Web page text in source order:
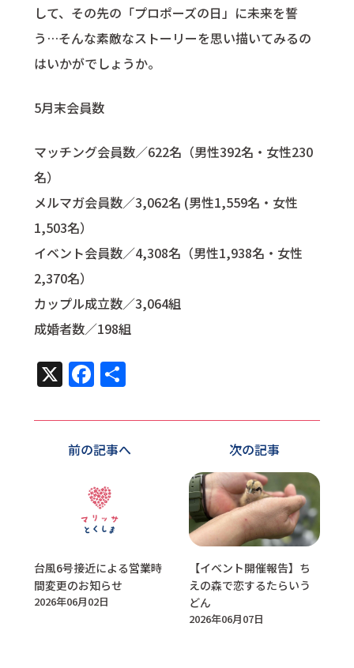
して、その先の「プロポーズの日」に未来を誓
う…そんな素敵なストーリーを思い描いてみるの
はいかがでしょうか。
5月末会員数
マッチング会員数／622名（男性392名・女性230
名）
メルマガ会員数／3,062名 (男性1,559名・女性
1,503名）
イベント会員数／4,308名（男性1,938名・女性
2,370名）
カップル成立数／3,064組
成婚者数／198組
X Facebook
共
前の記事へ
台風6号接近による営業時
間変更のお知らせ
2026年06月02日
次の記事
【イベント開催報告】ち
えの森で恋するたらいう
どん
2026年06月07日